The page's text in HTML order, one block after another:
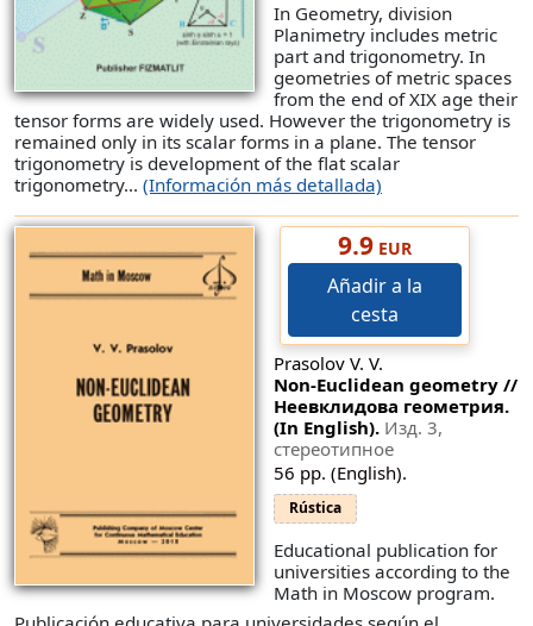
In Geometry, division
Planimetry includes metric
part and trigonometry. In
geometries of metric spaces
from the end of XIX age their
tensor forms are widely used. However the trigonometry is
remained only in its scalar forms in a plane. The tensor
trigonometry is development of the flat scalar
trigonometry... (Información más detallada)
9.9EUR
Añadir a la
cesta
Prasolov V. V.
Non-Euclidean geometry //
Неевклидова геометрия.
(In English). Изд. 3,
стереотипное
56 pp. (English).
Rústica
Educational publication for
universities according to the
Math in Moscow program.